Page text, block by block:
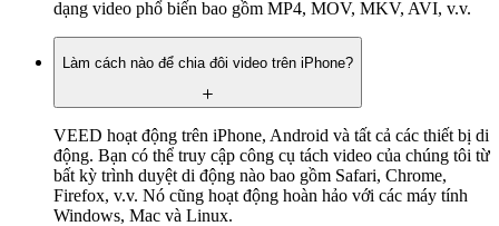
dạng video phổ biến bao gồm MP4, MOV, MKV, AVI, v.v.
Làm cách nào để chia đôi video trên iPhone?
VEED hoạt động trên iPhone, Android và tất cả các thiết bị di
động. Bạn có thể truy cập công cụ tách video của chúng tôi từ
bất kỳ trình duyệt di động nào bao gồm Safari, Chrome,
Firefox, v.v. Nó cũng hoạt động hoàn hảo với các máy tính
Windows, Mac và Linux.